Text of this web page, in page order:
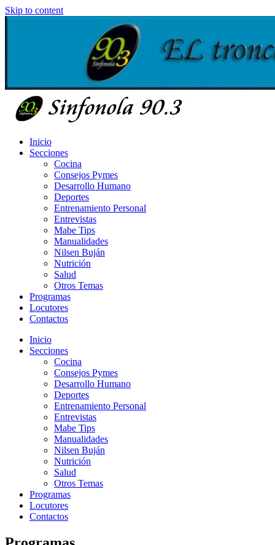
Skip to content
Inicio
Secciones
Cocina
Consejos Pymes
Desarrollo Humano
Deportes
Entrenamiento Personal
Entrevistas
Mabe Tips
Manualidades
Nilsen Buján
Nutrición
Salud
Otros Temas
Programas
Locutores
Contactos
Inicio
Secciones
Cocina
Consejos Pymes
Desarrollo Humano
Deportes
Entrenamiento Personal
Entrevistas
Mabe Tips
Manualidades
Nilsen Buján
Nutrición
Salud
Otros Temas
Programas
Locutores
Contactos